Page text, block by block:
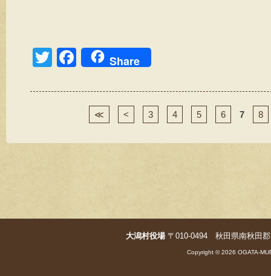
T
tt
F
c
Share
≪ < 3 4 5 6 7 8
大潟村役場〒010-0494 秋田県南秋田
Copyright © 2026 OGATA-